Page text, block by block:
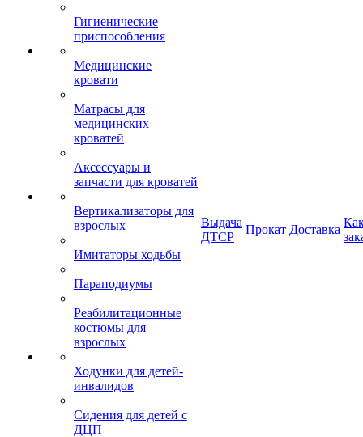
Гигиенические
приспособления
Медицинские
кровати
Матрасы для
медицинских
кроватей
Аксессуары и
запчасти для кроватей
Вертикализаторы для
взрослых
Имитаторы ходьбы
Параподиумы
Реабилитационные
костюмы для
взрослых
Ходунки для детей-
инвалидов
Сидения для детей с
ДЦП
Выдача
ДТСР
Прокат Доставка